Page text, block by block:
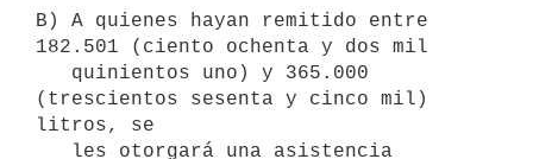
B) A quienes hayan remitido entre
182.501 (ciento ochenta y dos mil
(trescientos sesenta y cinco mil)
litros, se